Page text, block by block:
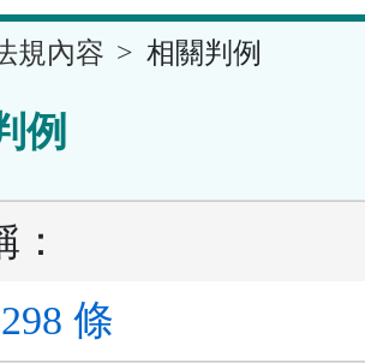
規內容 相關判例
例
條